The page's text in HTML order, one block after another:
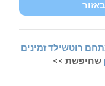
רוטשילד זמינים
שחיפשת >>